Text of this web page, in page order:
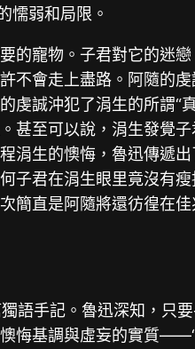
懦弱和局限。
的寵物。子君對它的迷
不會走上盡路。阿隨的
誠沖犯了涓生的所謂“
甚至可以說，涓生發覺
涓生的懊悔，魯迅傳遞
子君在涓生眼里竟沒有
簡直是阿隨將還彷徨在
語手記。魯迅深知，只
悔基調與虛妄的實質